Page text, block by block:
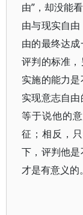
由”，却没能
由与现实自
由的最终达
评判的标准
实施的能力
实现意志自
等于说他的
征；相反，
下，评判他
才是有意义的。